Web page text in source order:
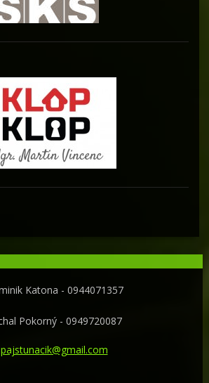
Katona - 0944071357
Pokorný - 0949720087
pajstunacik@gmail.com